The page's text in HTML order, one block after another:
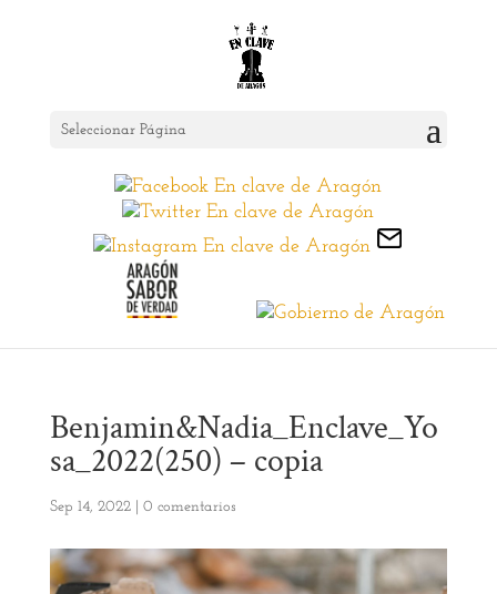
Seleccionar Página
Benjamin&Nadia_Enclave_Yo
sa_2022(250) – copia
Sep 14, 2022| 0 comentarios